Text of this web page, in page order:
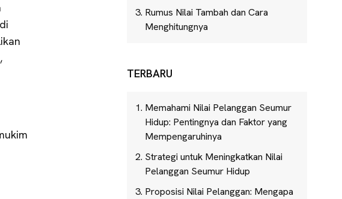
Rumus Nilai Tambah dan Cara
Menghitungnya
TERBARU
Memahami Nilai Pelanggan Seumur
Hidup: Pentingnya dan Faktor yang
Mempengaruhinya
Strategi untuk Meningkatkan Nilai
Pelanggan Seumur Hidup
Proposisi Nilai Pelanggan: Mengapa